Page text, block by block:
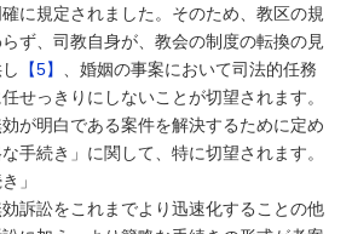
に規定されました。そのため、教区の規
ず、司教自身が、教会の制度の転換の見
【5】
、婚姻の事案において司法的任務
せっきりにしないことが切望されます。
が明白である案件を解決するために定め
手続き」に関して、特に切望されます。
」
訴訟をこれまでより迅速化することの他